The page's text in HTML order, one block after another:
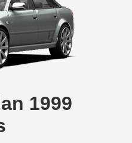
1999